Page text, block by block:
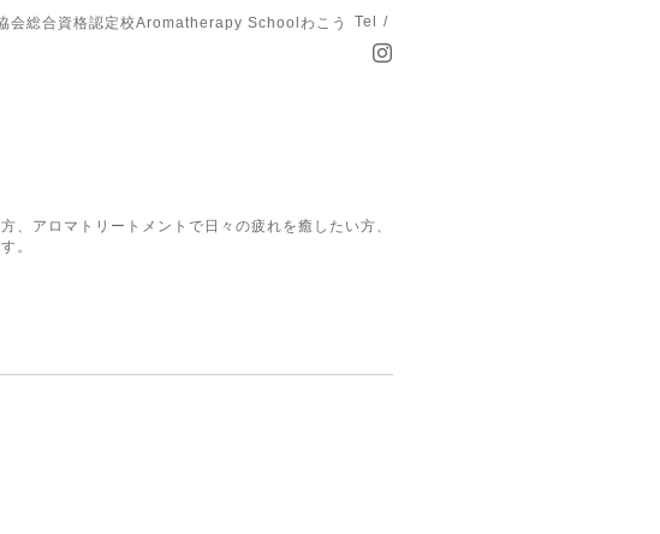
会総合資格認定校Aromatherapy Schoolわこう Tel /
、アロマトリートメントで日々の疲れを癒したい方、
。